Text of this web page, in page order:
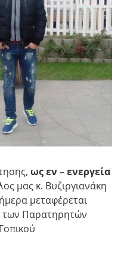
ως εν – ενεργεία
μας κ. Βυζιργιανάκη
μεταφέρεται
των Παρατηρητών